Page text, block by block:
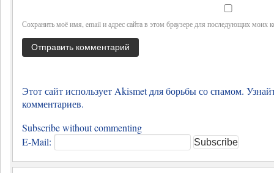
Сохранить моё имя, email и адрес сайта в этом браузере для последующих моих
Этот сайт использует Akismet для борьбы со спамом.
комментариев.
Subscribe without commenting
E-Mail: